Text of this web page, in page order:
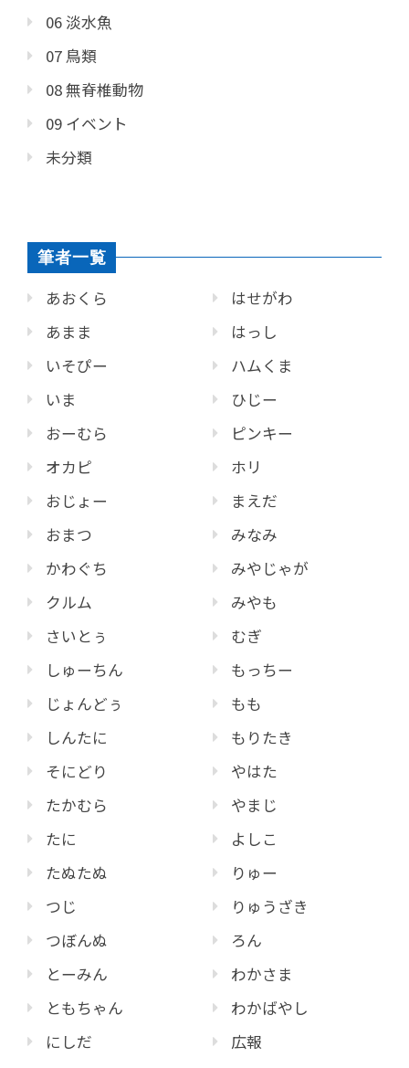
06 淡水魚
07 鳥類
08 無脊椎動物
09 イベント
未分類
筆者一覧
あおくら
あまま
いそぴー
いま
おーむら
オカピ
おじょー
おまつ
かわぐち
クルム
さいとぅ
しゅーちん
じょんどぅ
しんたに
そにどり
たかむら
たに
たぬたぬ
つじ
つぼんぬ
とーみん
ともちゃん
にしだ
はせがわ
はっし
ハムくま
ひじー
ピンキー
ホリ
まえだ
みなみ
みやじゃが
みやも
むぎ
もっちー
もも
もりたき
やはた
やまじ
よしこ
りゅー
りゅうざき
ろん
わかさま
わかばやし
広報